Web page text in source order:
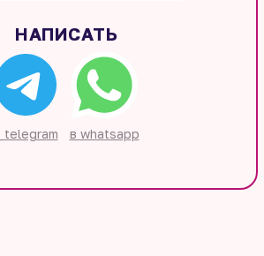
НАПИСАТЬ
в whatsapp
telegram